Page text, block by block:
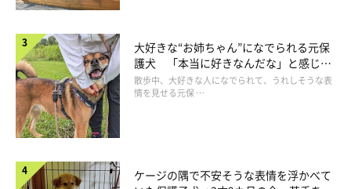
大好きな“お姉ちゃん”になでられる元保
護犬 「本当に好きなんだな」と感じる
表情にほっこり
散歩中、大好きな人になでられて、うれしそうな表
情を見せる元保 …
ケージの隅で不安そうな表情を浮かべて